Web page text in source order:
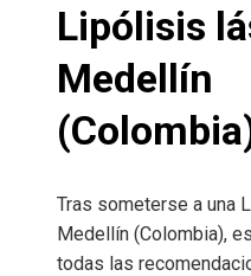
Lipólisis
Medellín
Tras someterse a una
Medellín (Colombia),
todas las